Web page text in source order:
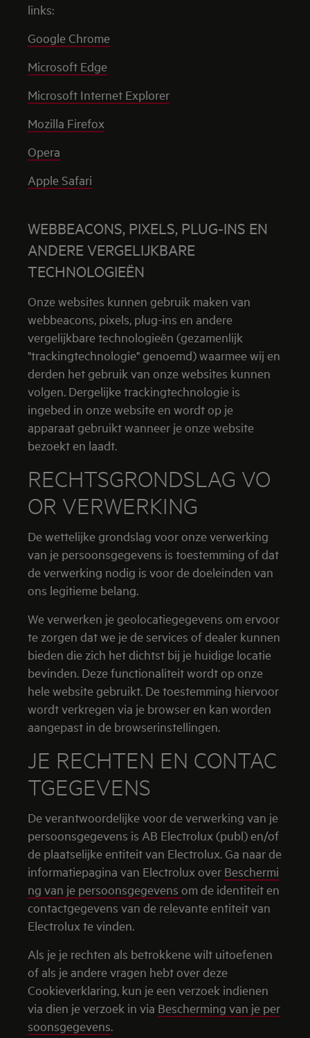
links:
Google Chrome
Microsoft Edge
Microsoft Internet Explorer
Mozilla Firefox
Opera
Apple Safari
WEBBEACONS, PIXELS, PLUG-INS EN
ANDERE VERGELIJKBARE
TECHNOLOGIEËN
Onze websites kunnen gebruik maken van
webbeacons, pixels, plug-ins en andere
vergelijkbare technologieën (gezamenlijk
"trackingtechnologie" genoemd) waarmee wij en
derden het gebruik van onze websites kunnen
volgen. Dergelijke trackingtechnologie is
ingebed in onze website en wordt op je
apparaat gebruikt wanneer je onze website
bezoekt en laadt.
RECHTSGRONDSLAG VO
OR VERWERKING
De wettelijke grondslag voor onze verwerking
van je persoonsgegevens is toestemming of dat
de verwerking nodig is voor de doeleinden van
ons legitieme belang.
We verwerken je geolocatiegegevens om ervoor
te zorgen dat we je de services of dealer kunnen
bieden die zich het dichtst bij je huidige locatie
bevinden. Deze functionaliteit wordt op onze
hele website gebruikt. De toestemming hiervoor
wordt verkregen via je browser en kan worden
aangepast in de browserinstellingen.
JE RECHTEN EN CONTAC
TGEGEVENS
De verantwoordelijke voor de verwerking van je
persoonsgegevens is AB Electrolux (publ) en/of
de plaatselijke entiteit van Electrolux. Ga naar de
informatiepagina van Electrolux over Beschermi
ng van je persoonsgegevens om de identiteit en
contactgegevens van de relevante entiteit van
Electrolux te vinden.
Als je je rechten als betrokkene wilt uitoefenen
of als je andere vragen hebt over deze
Cookieverklaring, kun je een verzoek indienen
via dien je verzoek in via Bescherming van je per
soonsgegevens.